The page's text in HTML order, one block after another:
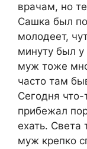
врачам, но
Сашка был
молодеет,
минуту был у
муж тоже
часто там
Сегодня что-
прибежал
ехать. Света
муж крепко